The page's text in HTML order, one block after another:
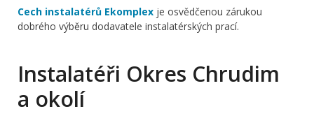
Cech instalatérů Ekomplex je osvědčenou zárukou
dobrého výběru dodavatele instalatérských prací.
Instalatéři Okres Chrudim
a okolí